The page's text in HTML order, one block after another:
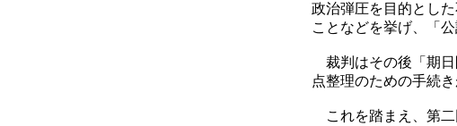
政治弾圧を目的とし
ことなどを挙げ、「
裁判はその後「期日
点整理のための手続き
これを踏まえ、第二